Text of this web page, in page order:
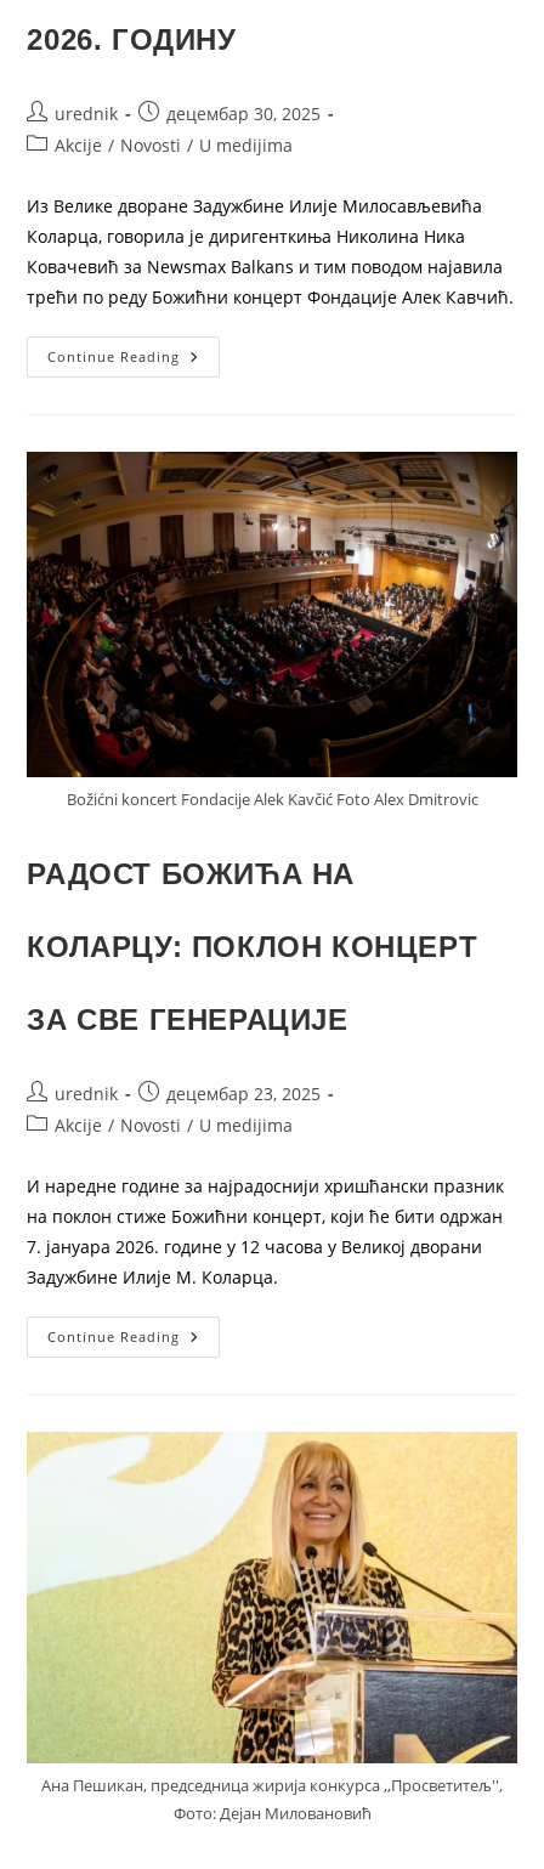
2026. ГОДИНУ
urednik
децембар 30, 2025
Akcije / Novosti / U medijima
Из Велике дворане Задужбине Илије Милосављевића
Коларца, говорила је диригенткиња Николина Ника
Ковачевић за Newsmax Balkans и тим поводом најавила
трећи по реду Божићни концерт Фондације Алек Кавчић.
Continue Reading
Božićni koncert Fondacije Alek Kavčić Foto Alex Dmitrovic
РАДОСТ БОЖИЋА НА
КОЛАРЦУ: ПОКЛОН КОНЦЕРТ
ЗА СВЕ ГЕНЕРАЦИЈЕ
urednik
децембар 23, 2025
Akcije / Novosti / U medijima
И наредне године за најрадоснији хришћански празник
на поклон стиже Божићни концерт, који ће бити одржан
7. јануара 2026. године у 12 часова у Великој дворани
Задужбине Илије М. Коларца.
Continue Reading
Ана Пешикан, председница жирија конкурса ,,Просветитељ'',
Фото: Дејан Миловановић